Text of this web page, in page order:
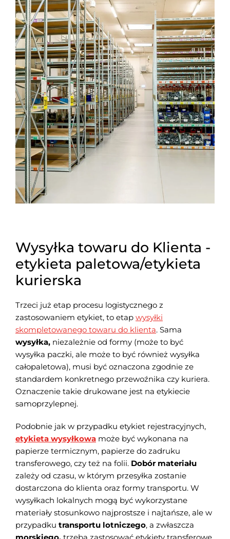
Wysyłka towaru do Klienta -
etykieta paletowa/etykieta
kurierska
Trzeci już etap procesu logistycznego z
zastosowaniem etykiet, to etap wysyłki
skompletowanego towaru do klienta. Sama
wysyłka, niezależnie od formy (może to być
wysyłka paczki, ale może to być również wysyłka
całopaletowa), musi być oznaczona zgodnie ze
standardem konkretnego przewoźnika czy kuriera.
Oznaczenie takie drukowane jest na etykiecie
samoprzylepnej.
Podobnie jak w przypadku etykiet rejestracyjnych,
etykieta wysyłkowa może być wykonana na
papierze termicznym, papierze do zadruku
transferowego, czy też na folii. Dobór materiału
zależy od czasu, w którym przesyłka zostanie
dostarczona do klienta oraz formy transportu. W
wysyłkach lokalnych mogą być wykorzystane
materiały stosunkowo najprostsze i najtańsze, ale w
przypadku transportu lotniczego, a zwłaszcza